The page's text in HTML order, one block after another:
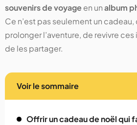
souvenirs de voyageen unalbum
Ce n’est pas seulement un cadeau,
prolonger l’aventure, de revivre ces
de les partager.
Voir le sommaire
Offrir un cadeau de noël qui